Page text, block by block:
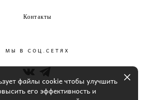
Контакты
МЫ В СОЦ.СЕТЯХ
файлы cookie чтобы улучшить
его эффективность и